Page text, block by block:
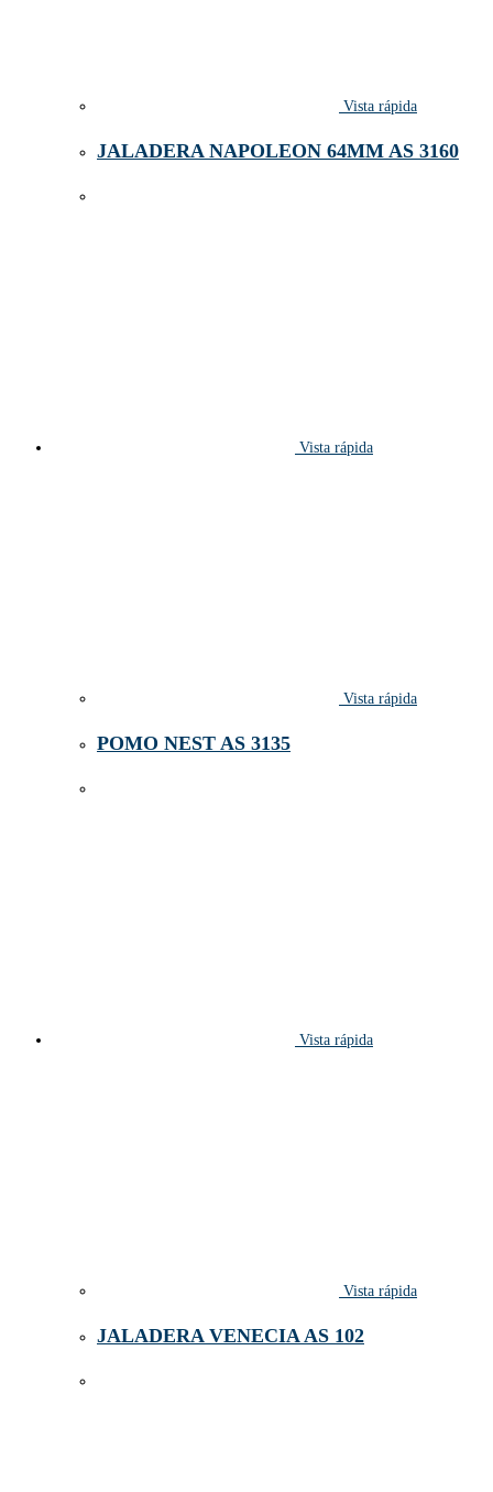
Vista rápida
JALADERA NAPOLEON 64MM AS 3160
Vista rápida
Vista rápida
POMO NEST AS 3135
Vista rápida
Vista rápida
JALADERA VENECIA AS 102